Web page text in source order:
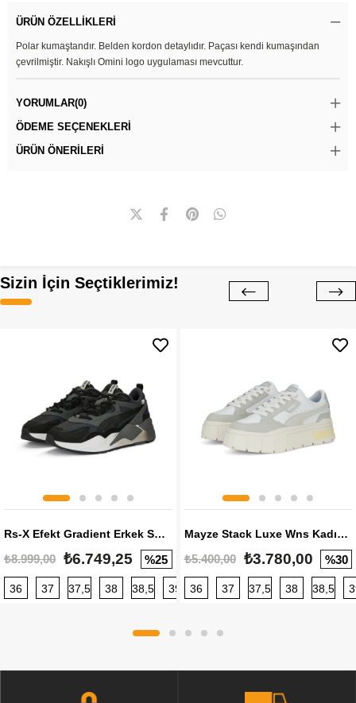
ÜRÜN ÖZELLIKLERI
Polar kumaştandır. Belden kordon detaylıdır. Paçası kendi kumaşından
çevrilmiştir. Nakışlı Omini logo uygulaması mevcuttur.
YORUMLAR(0)
ÖDEME SEÇENEKLERI
ÜRÜN ÖNERILERI
Sizin İçin Seçtiklerimiz!
Rs-X Efekt Gradient Erkek Sneaker
₺8.999,00 ₺6.749,25 %25
36 37 37,5 38 38,5 39 40 40,5 41 42 42,5
Mayze Stack Luxe Wns Kadın Sneaker
₺5.400,00 ₺3.780,00 %30
36 37 37,5 38 38,5